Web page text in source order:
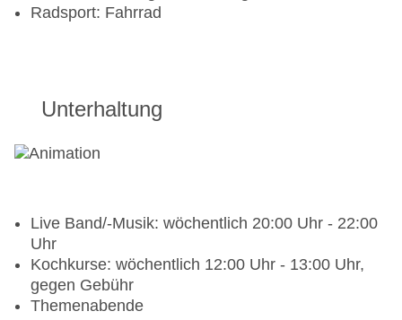
Radsport: Fahrrad
Unterhaltung
Live Band/-Musik: wöchentlich 20:00 Uhr - 22:00
Uhr
Kochkurse: wöchentlich 12:00 Uhr - 13:00 Uhr,
gegen Gebühr
Themenabende